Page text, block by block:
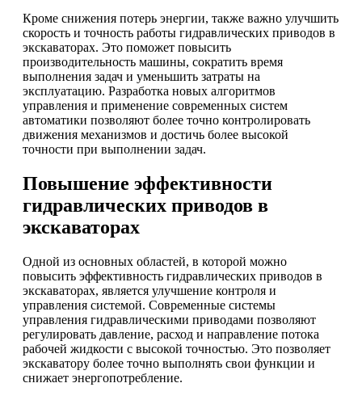
Кроме снижения потерь энергии, также важно улучшить
скорость и точность работы гидравлических приводов в
экскаваторах. Это поможет повысить
производительность машины, сократить время
выполнения задач и уменьшить затраты на
эксплуатацию. Разработка новых алгоритмов
управления и применение современных систем
автоматики позволяют более точно контролировать
движения механизмов и достичь более высокой
точности при выполнении задач.
Повышение эффективности
гидравлических приводов в
экскаваторах
Одной из основных областей, в которой можно
повысить эффективность гидравлических приводов в
экскаваторах, является улучшение контроля и
управления системой. Современные системы
управления гидравлическими приводами позволяют
регулировать давление, расход и направление потока
рабочей жидкости с высокой точностью. Это позволяет
экскаватору более точно выполнять свои функции и
снижает энергопотребление.